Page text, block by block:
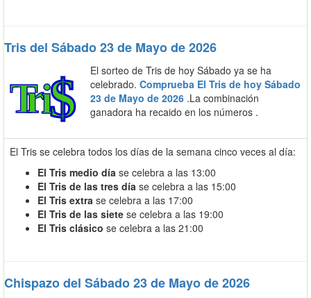
Tris del Sábado 23 de Mayo de 2026
El sorteo de Tris de hoy Sábado ya se ha
celebrado. Comprueba El Tris de hoy Sábado
23 de Mayo de 2026 .La combinación
ganadora ha recaido en los números .
El Tris se celebra todos los días de la semana cinco veces al día:
El Tris medio día se celebra a las 13:00
El Tris de las tres día se celebra a las 15:00
El Tris extra se celebra a las 17:00
El Tris de las siete se celebra a las 19:00
El Tris clásico se celebra a las 21:00
Chispazo del Sábado 23 de Mayo de 2026